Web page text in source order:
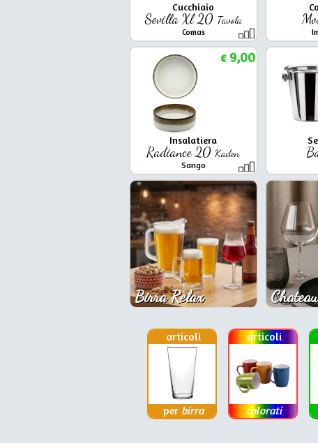
Cucchiaio
Sevilla Xl 20 Tavola
Comas
Insalatiera
Radiance 20 Kaden
Sango
€9,00
Birra Relax Chateau
articoli
per birra
articoli
colorati